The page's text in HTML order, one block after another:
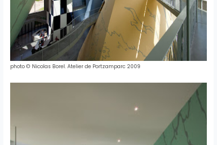
photo © Nicolas Borel.Atelier de Portzamparc 2009